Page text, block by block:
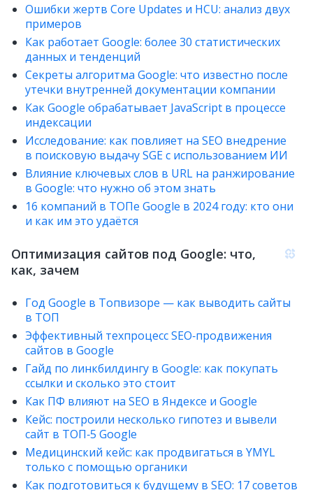
Ошибки жертв Core Updates и HCU: анализ двух
примеров
Как работает Google: более 30 статистических
данных и тенденций
Секреты алгоритма Google: что известно после
утечки внутренней документации компании
Как Google обрабатывает JavaScript в процессе
индексации
Исследование: как повлияет на SEO внедрение
в поисковую выдачу SGE с использованием ИИ
Влияние ключевых слов в URL на ранжирование
в Google: что нужно об этом знать
16 компаний в ТОПе Google в 2024 году: кто они
и как им это удаётся
Оптимизация сайтов под Google: что,
как, зачем
Год Google в Топвизоре — как выводить сайты
в ТОП
Эффективный техпроцесс SEO‑продвижения
сайтов в Google
Гайд по линкбилдингу в Google: как покупать
ссылки и сколько это стоит
Как ПФ влияют на SEO в Яндексе и Google
Кейс: построили несколько гипотез и вывели
сайт в ТОП‑5 Google
Медицинский кейс: как продвигаться в YMYL
только с помощью органики
Как подготовиться к будущему в SEO: 17 советов